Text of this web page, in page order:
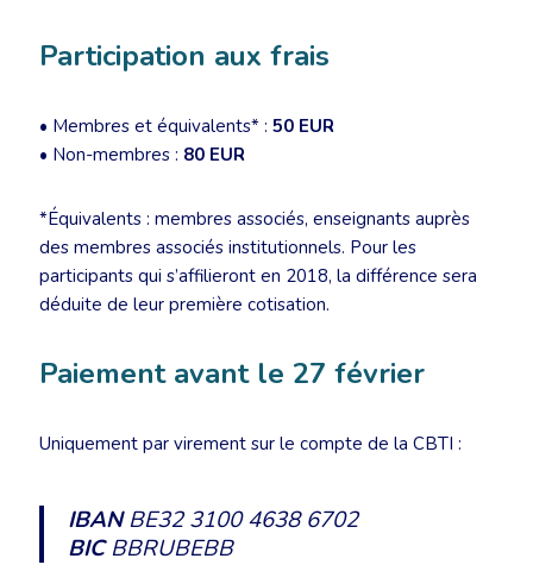
Participation aux frais
• Membres et équivalents* : 50 EUR
• Non-membres : 80 EUR
*Équivalents : membres associés, enseignants auprès
des membres associés institutionnels. Pour les
participants qui s’affilieront en 2018, la différence sera
déduite de leur première cotisation.
Paiement avant le 27 février
Uniquement par virement sur le compte de la CBTI :
IBANBE32 3100 4638 6702
BICBBRUBEBB